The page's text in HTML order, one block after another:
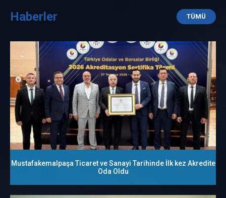
Haberler TÜMÜ
Mustafakemalpaşa Ticaret ve Sanayi Tarihinde İlk kez Akredite
Oda Oldu